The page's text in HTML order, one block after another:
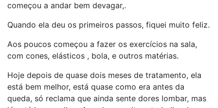
começou a andar bem devagar,.
Quando ela deu os primeiros passos, fiquei muito feliz.
Aos poucos começou a fazer os exercícios na sala,
com cones, elásticos , bola, e outros matérias.
Hoje depois de quase dois meses de tratamento, ela
está bem melhor, está quase como era antes da
queda, só reclama que ainda sente dores lombar, mas